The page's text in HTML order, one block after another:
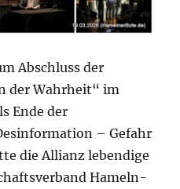
Abschluss der
der Wahrheit“ im
Ende der
– Gefahr
die Allianz lebendige
Hameln-